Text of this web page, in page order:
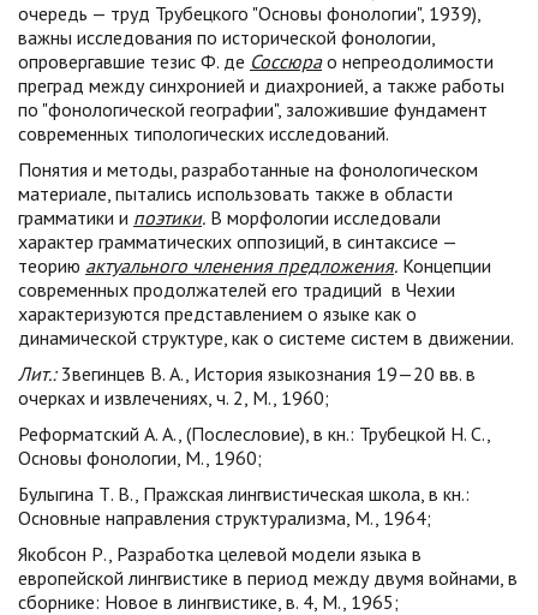
очередь — труд Трубецкого "Основы фонологии", 1939),
важны исследования по исторической фонологии,
опровергавшие тезис Ф. де Соссюрао непреодолимости
преград между синхронией и диахронией, а также работы
по "фонологической географии", заложившие фундамент
современных типологических исследований.
Понятия и методы, разработанные на фонологическом
материале, пытались использовать также в области
грамматики и поэтики. В морфологии исследовали
характер грамматических оппозиций, в синтаксисе —
теорию актуального членения предложения. Концепции
современных продолжателей его традиций в Чехии
характеризуются представлением о языке как о
динамической структуре, как о системе систем в движении.
Лит.:3вегинцев В. А., История языкознания 19—20 вв. в
очерках и извлечениях, ч. 2, М., 1960;
Реформатский А. А., (Послесловие), в кн.: Трубецкой Н. С.,
Основы фонологии, М., 1960;
Булыгина Т. В., Пражская лингвистическая школа, в кн.:
Основные направления структурализма, М., 1964;
Якобсон Р., Разработка целевой модели языка в
европейской лингвистике в период между двумя войнами, в
сборнике: Новое в лингвистике, в. 4, М., 1965;